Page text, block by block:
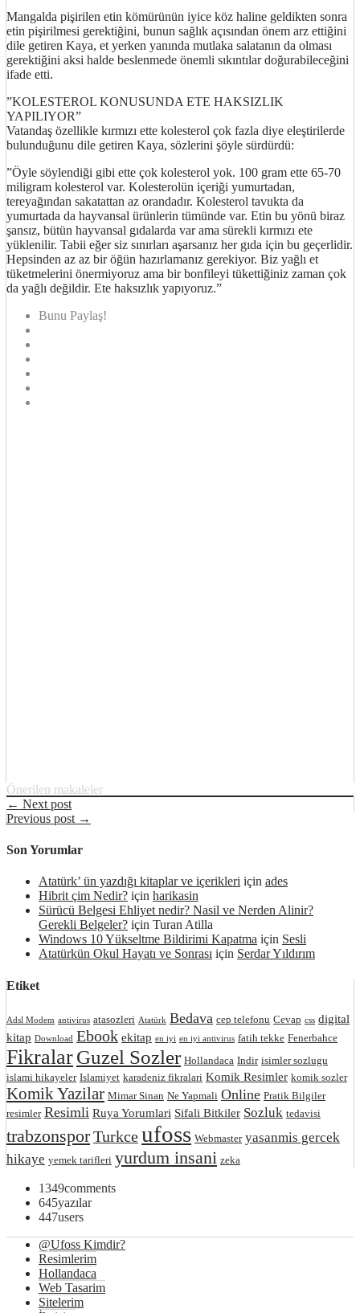
Mangalda pişirilen etin kömürünün iyice köz haline geldikten sonra
etin pişirilmesi gerektiğini, bunun sağlık açısından önem arz ettiğini
dile getiren Kaya, et yerken yanında mutlaka salatanın da olması
gerektiğini aksi halde beslenmede önemli sıkıntılar doğurabileceğini
ifade etti.
”KOLESTEROL KONUSUNDA ETE HAKSIZLIK
YAPILIYOR”
Vatandaş özellikle kırmızı ette kolesterol çok fazla diye eleştirilerde
bulunduğunu dile getiren Kaya, sözlerini şöyle sürdürdü:
”Öyle söylendiği gibi ette çok kolesterol yok. 100 gram ette 65-70
miligram kolesterol var. Kolesterolün içeriği yumurtadan,
tereyağından sakatattan az orandadır. Kolesterol tavukta da
yumurtada da hayvansal ürünlerin tümünde var. Etin bu yönü biraz
şansız, bütün hayvansal gıdalarda var ama sürekli kırmızı ete
yüklenilir. Tabii eğer siz sınırları aşarsanız her gıda için bu geçerlidir.
Hepsinden az az bir öğün hazırlamanız gerekiyor. Biz yağlı et
tüketmelerini önermiyoruz ama bir bonfileyi tükettiğiniz zaman çok
da yağlı değildir. Ete haksızlık yapıyoruz.”
Bunu Paylaş!
Önerilen makaleler
← Next post
Previous post →
Son Yorumlar
Atatürk’ ün yazdığı kitaplar ve içerikleri için ades
Hibrit çim Nedir? için harikasin
Sürücü Belgesi Ehliyet nedir? Nasil ve Nerden Alinir?
Gerekli Belgeler? için Turan Atilla
Windows 10 Yükseltme Bildirimi Kapatma için Sesli
Atatürkün Okul Hayatı ve Sonrası için Serdar Yıldırım
Etiket
Adsl Modem antivirus atasozleri Atatürk Bedava cep telefonu Cevap css digital
kitap Download Ebook ekitap en iyi en iyi antivirus fatih tekke Fenerbahce
FikralarGuzel Sozler Hollandaca Indir isimler sozlugu
islami hikayeler Islamiyet karadeniz fikralari Komik Resimler komik sozler
Komik Yazilar Mimar Sinan Ne Yapmali Online Pratik Bilgiler
resimler Resimli Ruya Yorumlari Sifali Bitkiler Sozluk tedavisi
trabzonsporTurkceufoss Webmaster yasanmis gercek
hikaye yemek tarifleri yurdum insani zeka
1349comments
645yazılar
447users
@Ufoss Kimdir?
Resimlerim
Hollandaca
Web Tasarim
Sitelerim